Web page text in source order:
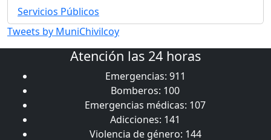
Servicios Públicos
Tweets by MuniChivilcoy
Atención las 24 horas
Emergencias: 911
Bomberos: 100
Emergencias médicas: 107
Adicciones: 141
Violencia de género: 144